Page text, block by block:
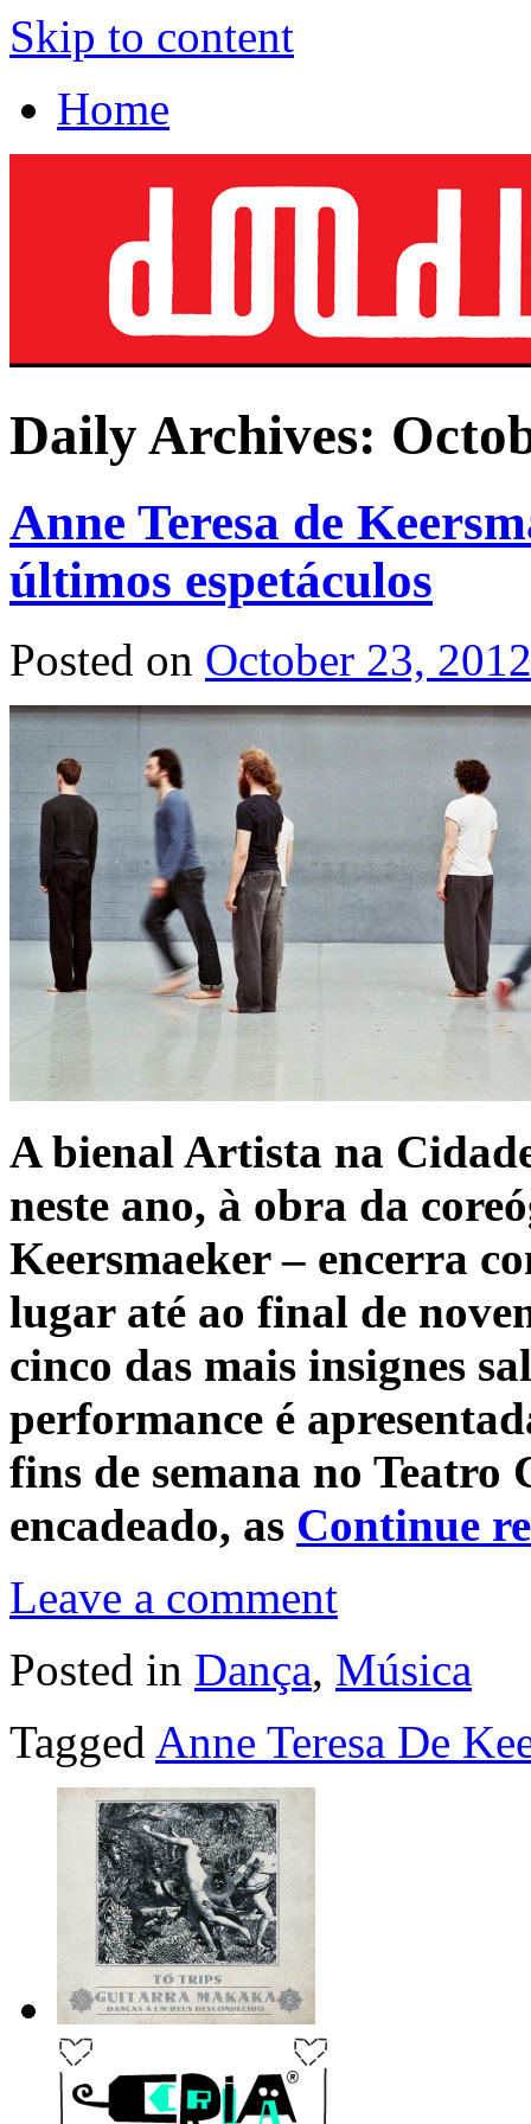
Skip to content
Home
Daily Archives:
Anne Teresa de
últimos espetáculos
Posted on October 23, 2012
A bienal Artista na
neste ano, à obra da
Keersmaeker – encerra
lugar até ao final de
cinco das mais insignes
performance é
fins de semana no Teatro
encadeado, as Continue
Leave a comment
Posted in Dança, Música
Tagged Anne Teresa De